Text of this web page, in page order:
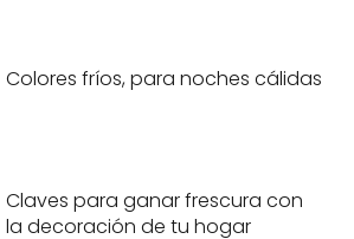
Colores fríos, para noches cálidas
Claves para ganar frescura con
la decoración de tu hogar